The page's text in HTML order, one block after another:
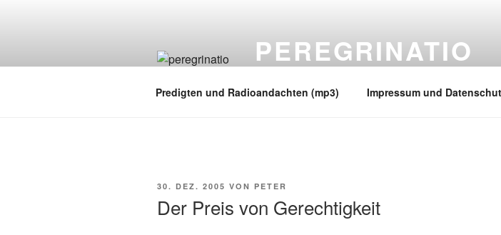
PEREGRINATIO
Predigten und Radioandachten (mp3) Impressum und
VERÖFFENTLICHT
30. DEZ. 2005 VON PETER
Der Preis von Gerechtigkeit